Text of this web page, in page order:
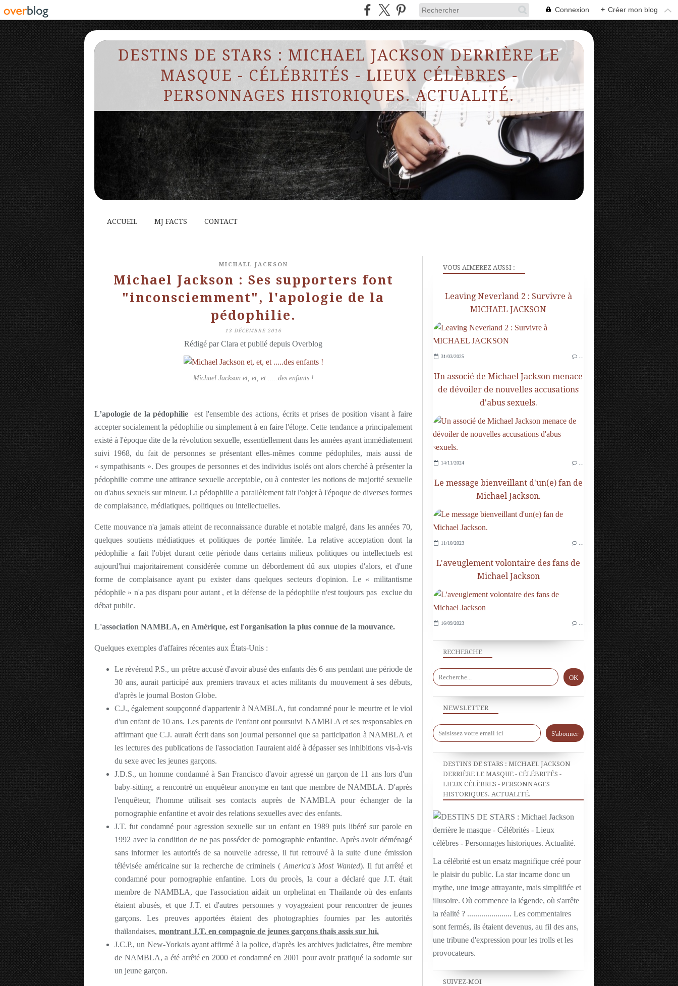
Connexion + Créer mon blog
DESTINS DE STARS : MICHAEL JACKSON DERRIÈRE LE
MASQUE - CÉLÉBRITÉS - LIEUX CÉLÈBRES -
PERSONNAGES HISTORIQUES. ACTUALITÉ.
ACCUEIL MJ FACTS CONTACT
MICHAEL JACKSON
Michael Jackson : Ses supporters font
"inconsciemment", l'apologie de la
pédophilie.
13 DÉCEMBRE 2016
Rédigé par Clara et publié depuis Overblog
Michael Jackson et, et, et .....des enfants !
L’apologie de la pédophilie
est l'ensemble des actions, écrits et prises de position visant à faire
accepter socialement la pédophilie ou simplement à en faire l'éloge. Cette tendance a principalement
existé à l'époque dite de la révolution sexuelle, essentiellement dans les années ayant immédiatement
suivi 1968, du fait de personnes se présentant elles-mêmes comme pédophiles, mais aussi de
« sympathisants ». Des groupes de personnes et des individus isolés ont alors cherché à présenter la
pédophilie comme une attirance sexuelle acceptable, ou à contester les notions de majorité sexuelle
ou d'abus sexuels sur mineur. La pédophilie a parallèlement fait l'objet à l'époque de diverses formes
de complaisance, médiatiques, politiques ou intellectuelles.
Cette mouvance n'a jamais atteint de reconnaissance durable et notable malgré, dans les années 70,
quelques soutiens médiatiques et politiques de portée limitée. La relative acceptation dont la
pédophilie a fait l'objet durant cette période dans certains milieux politiques ou intellectuels est
aujourd'hui majoritairement considérée comme un débordement dû aux utopies d'alors, et d'une
forme de complaisance ayant pu exister dans quelques secteurs d'opinion. Le « militantisme
pédophile » n'a pas disparu pour autant , et la défense de la pédophilie n'est toujours pas exclue du
débat public.
L'association NAMBLA, en Amérique, est l'organisation la plus connue de la mouvance.
Quelques exemples d'affaires récentes aux États-Unis :
Le révérend P.S., un prêtre accusé d'avoir abusé des enfants dès 6 ans pendant une période de
30 ans, aurait participé aux premiers travaux et actes militants du mouvement à ses débuts,
d'après le journal Boston Globe.
C.J., également soupçonné d'appartenir à NAMBLA, fut condamné pour le meurtre et le viol
d'un enfant de 10 ans. Les parents de l'enfant ont poursuivi NAMBLA et ses responsables en
affirmant que C.J. aurait écrit dans son journal personnel que sa participation à NAMBLA et
les lectures des publications de l'association l'auraient aidé à dépasser ses inhibitions vis-à-vis
du sexe avec les jeunes garçons.
J.D.S., un homme condamné à San Francisco d'avoir agressé un garçon de 11 ans lors d'un
baby-sitting, a rencontré un enquêteur anonyme en tant que membre de NAMBLA. D'après
l'enquêteur, l'homme utilisait ses contacts auprès de NAMBLA pour échanger de la
pornographie enfantine et avoir des relations sexuelles avec des enfants.
J.T. fut condamné pour agression sexuelle sur un enfant en 1989 puis libéré sur parole en
1992 avec la condition de ne pas posséder de pornographie enfantine. Après avoir déménagé
sans informer les autorités de sa nouvelle adresse, il fut retrouvé à la suite d'une émission
télévisée américaine sur la recherche de criminels ( America's Most Wanted). Il fut arrêté et
condamné pour pornographie enfantine. Lors du procès, la cour a déclaré que J.T. était
membre de NAMBLA, que l'association aidait un orphelinat en Thaïlande où des enfants
étaient abusés, et que J.T. et d'autres personnes y voyageaient pour rencontrer de jeunes
garçons. Les preuves apportées étaient des photographies fournies par les autorités
thaïlandaises, montrant J.T. en compagnie de jeunes garçons thaïs assis sur lui.
J.C.P., un New-Yorkais ayant affirmé à la police, d'après les archives judiciaires, être membre
de NAMBLA, a été arrêté en 2000 et condamné en 2001 pour avoir pratiqué la sodomie sur
un jeune garçon.
NEWSLETTER
SUIVEZ-MOI
RECHERCHE
DESTINS DE STARS : MICHAEL JACKSON
DERRIÈRE LE MASQUE - CÉLÉBRITÉS -
LIEUX CÉLÈBRES - PERSONNAGES
HISTORIQUES. ACTUALITÉ.
La célébrité est un ersatz magnifique créé pour
le plaisir du public. La star incarne donc un
mythe, une image attrayante, mais simplifiée et
illusoire. Où commence la légende, où s'arrête
la réalité ? ...................... Les commentaires
sont fermés, ils étaient devenus, au fil des ans,
une tribune d'expression pour les trolls et les
provocateurs.
VOUS AIMEREZ AUSSI :
Leaving Neverland 2 : Survivre à
MICHAEL JACKSON
31/03/2025
Un associé de Michael Jackson menace
de dévoiler de nouvelles accusations
d'abus sexuels.
14/11/2024
Le message bienveillant d'un(e) fan de
Michael Jackson.
11/10/2023
L'aveuglement volontaire des fans de
Michael Jackson
16/09/2023